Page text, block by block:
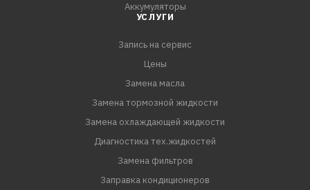
Аккумуляторы
УСЛУГИ
Запись на сервис
Цены
Замена масла
Замена тормозной жидкости
Замена охлаждающей жидкости
Диагностика тех.жидкостей
Замена фильтров
Заправка кондиционеров